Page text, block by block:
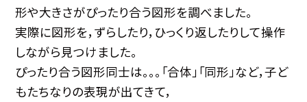
形や大きさがぴったり合う図形を調べました。
実際に図形を，ずらしたり，ひっくり返したりして操作
しながら見つけました。
ぴったり合う図形同士は。。。「合体」「同形」など，子ど
もたちなりの表現が出てきて，